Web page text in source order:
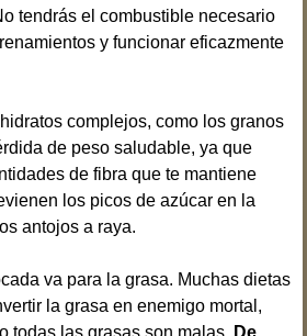
tendrás el combustible necesario
y funcionar eficazmente
complejos, como los granos
de peso saludable, ya que
de fibra que te mantiene
los picos de azúcar en la
antojos a raya.
va para la grasa. Muchas dietas
la grasa en enemigo mortal,
todas las grasas son malas.
De